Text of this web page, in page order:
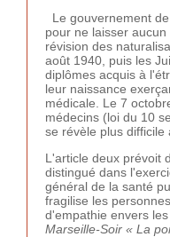
Le gouvernement
pour ne laisser
révision des
août 1940, puis les
diplômes acquis à
leur naissance
médicale. Le 7
médecins (loi du 10
se révèle plus
L'article deux prévoit
distingué dans
général de la santé
fragilise les
d'empathie envers
Marseille-Soir « La